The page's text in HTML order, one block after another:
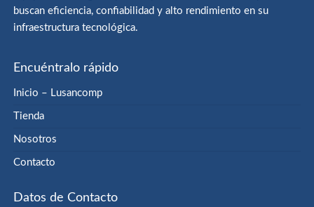
buscan eficiencia, confiabilidad y alto rendimiento en su
infraestructura tecnológica.
Encuéntralo rápido
Inicio – Lusancomp
Tienda
Nosotros
Contacto
Datos de Contacto